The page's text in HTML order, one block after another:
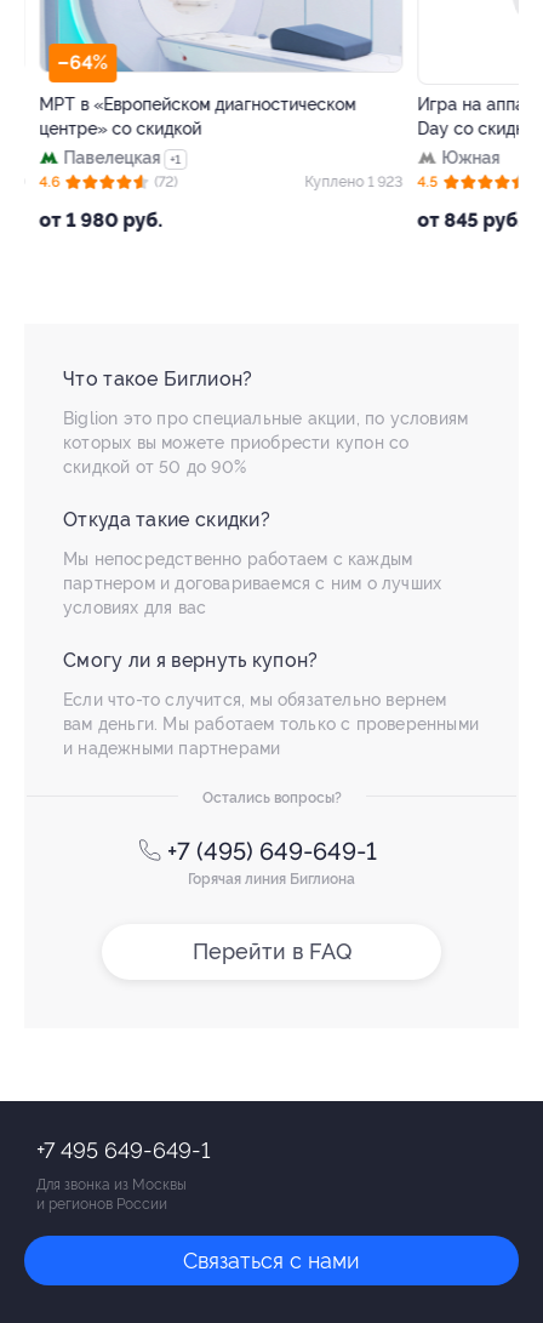
–64%
МРТ в «Европейском диагностическом
центре» со скидкой
Павелецкая
+1
от 1 980 руб.
4.6 (72) Куплено 1 923
Игра на
Day со скидкой
Южная
от 845 руб.
4.5 (38)
Что такое Биглион?
Biglion это про специальные акции, по условиям
которых вы можете приобрести купон со
скидкой от 50 до 90%
Откуда такие скидки?
Мы непосредственно работаем с каждым
партнером и договариваемся с ним о лучших
условиях для вас
Смогу ли я вернуть купон?
Если что-то случится, мы обязательно вернем
вам деньги. Мы работаем только с проверенными
и надежными партнерами
Остались вопросы?
+7 (495) 649-649-1
Горячая линия Биглиона
Перейти в FAQ
+7 495 649-649-1
Для звонка из Москвы
и регионов России
Связаться с нами